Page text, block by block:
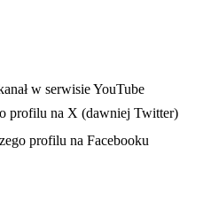
karcie
w serwisie YouTube
profilu na X (dawniej Twitter)
nowej karcieprofilu na Facebooku